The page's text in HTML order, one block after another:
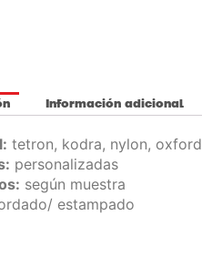
Información adicional
tetron, kodra, nylon, oxford
personalizadas
según muestra
estampado